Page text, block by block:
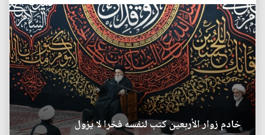
خادم زوار الأربعين كتب لنفسه فخرا لا يزول